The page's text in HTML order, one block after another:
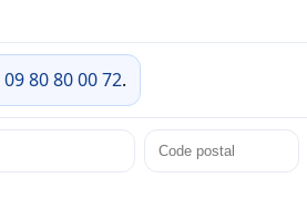
09 80 80 00 72.